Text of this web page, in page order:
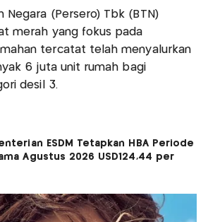
Negara (Persero) Tbk (BTN)
merah yang fokus pada
tercatat telah menyalurkan
6 juta unit rumah bagi
desil 3.
ESDM Tetapkan HBA Periode
Agustus 2026 USD124,44 per